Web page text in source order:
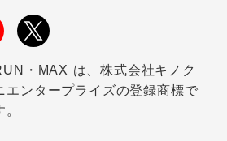
・MAX は、株式会社キノク
エンタープライズの登録商標で
。